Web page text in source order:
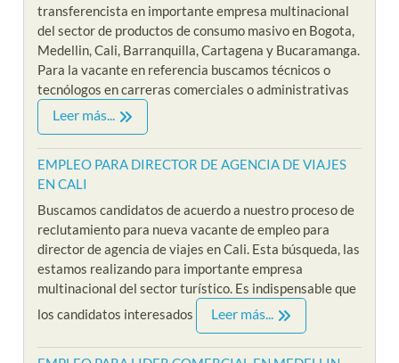
transferencista en importante empresa multinacional
del sector de productos de consumo masivo en Bogota,
Medellin, Cali, Barranquilla, Cartagena y Bucaramanga.
Para la vacante en referencia buscamos técnicos o
tecnólogos en carreras comerciales o administrativas
Leer más...
EMPLEO PARA DIRECTOR DE AGENCIA DE VIAJES
EN CALI
Buscamos candidatos de acuerdo a nuestro proceso de
reclutamiento para nueva vacante de empleo para
director de agencia de viajes en Cali. Esta búsqueda, las
estamos realizando para importante empresa
multinacional del sector turístico. Es indispensable que
los candidatos interesados
Leer más...